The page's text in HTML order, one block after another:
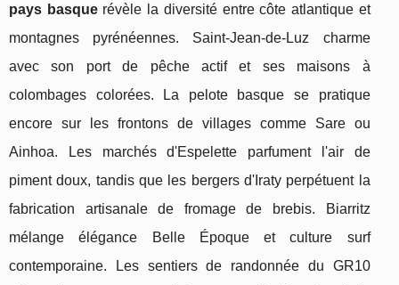
pays basquerévèle la diversité entre côte atlantique et
montagnes pyrénéennes. Saint-Jean-de-Luz charme
avec son port de pêche actif et ses maisons à
colombages colorées. La pelote basque se pratique
encore sur les frontons de villages comme Sare ou
Ainhoa. Les marchés d'Espelette parfument l'air de
piment doux, tandis que les bergers d'Iraty perpétuent la
fabrication artisanale de fromage de brebis. Biarritz
mélange élégance Belle Époque et culture surf
contemporaine. Les sentiers de randonnée du GR10